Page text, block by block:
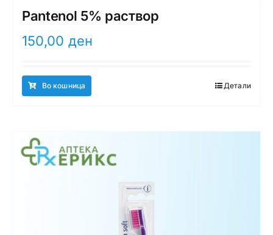
Pantenol 5% раствор
150,00 ден
Во кошница Детали